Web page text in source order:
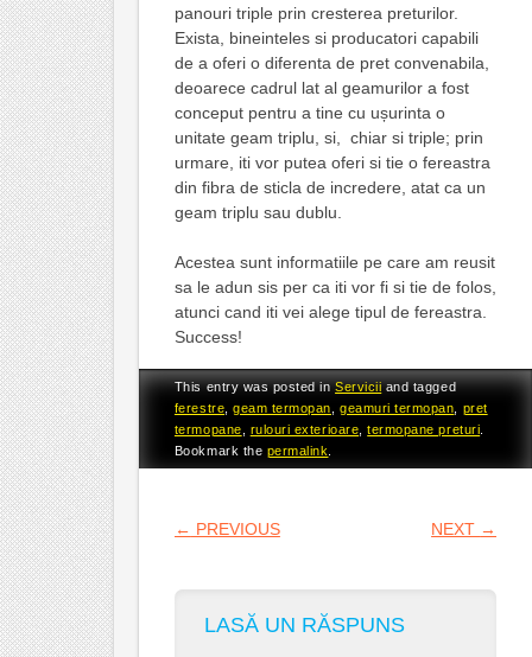
panouri triple prin cresterea preturilor.
Exista, bineinteles si producatori capabili
de a oferi o diferenta de pret convenabila,
deoarece cadrul lat al geamurilor a fost
conceput pentru a tine cu ușurinta o
unitate geam triplu, si, chiar si triple; prin
urmare, iti vor putea oferi si tie o fereastra
din fibra de sticla de incredere, atat ca un
geam triplu sau dublu.
Acestea sunt informatiile pe care am reusit
sa le adun sis per ca iti vor fi si tie de folos,
atunci cand iti vei alege tipul de fereastra.
Success!
This entry was posted inServiciiand tagged
ferestre ,geam termopan ,geamuri termopan
pret
termopane
rulouri exterioare ,termopane preturi
Bookmark the permalink
POST NAVIGATION
← PREVIOUS NEXT →
LASĂ UN RĂSPUNS